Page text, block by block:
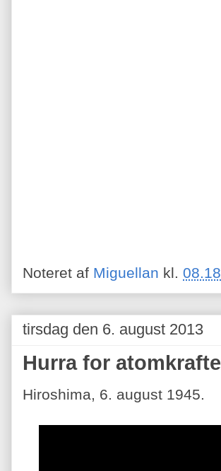
Noteret af Miguellan kl. 08.18
tirsdag den 6. august 2013
Hurra for
Hiroshima, 6. august 1945.